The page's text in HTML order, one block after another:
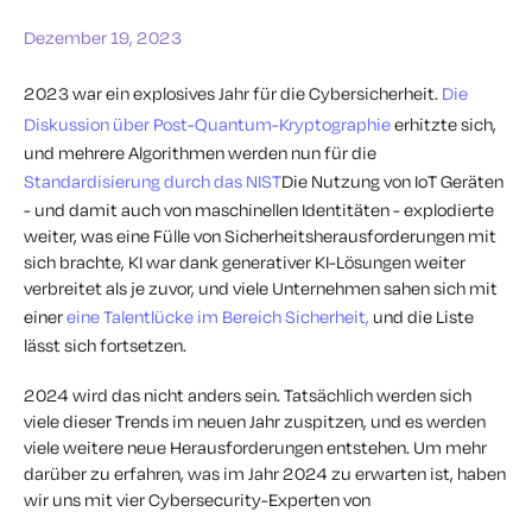
Dezember 19, 2023
2023 war ein explosives Jahr für die Cybersicherheit. Die
Diskussion über Post-Quantum-Kryptographieerhitzte sich,
und mehrere Algorithmen werden nun für die
Standardisierung durch das NISTDie Nutzung von IoT Geräten
- und damit auch von maschinellen Identitäten - explodierte
weiter, was eine Fülle von Sicherheitsherausforderungen mit
sich brachte, KI war dank generativer KI-Lösungen weiter
verbreitet als je zuvor, und viele Unternehmen sahen sich mit
einereine Talentlücke im Bereich Sicherheit, und die Liste
lässt sich fortsetzen.
2024 wird das nicht anders sein. Tatsächlich werden sich
viele dieser Trends im neuen Jahr zuspitzen, und es werden
viele weitere neue Herausforderungen entstehen. Um mehr
darüber zu erfahren, was im Jahr 2024 zu erwarten ist, haben
wir uns mit vier Cybersecurity-Experten von